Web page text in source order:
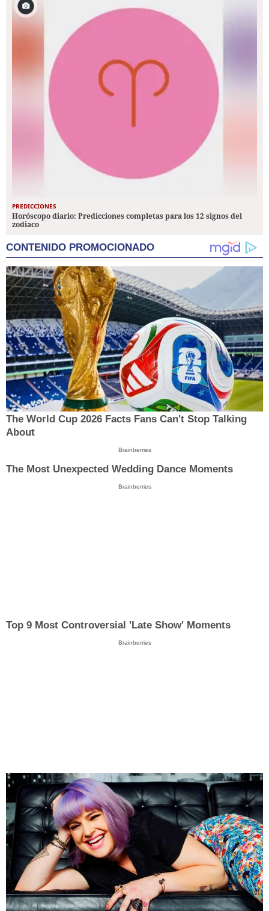
PREDICCIONES
Horóscopo diario: Predicciones completas para los 12 signos del
zodiaco
CONTENIDO PROMOCIONADO
The World Cup 2026 Facts Fans Can't Stop Talking
About
Brainberries
The Most Unexpected Wedding Dance Moments
Brainberries
Top 9 Most Controversial 'Late Show' Moments
Brainberries